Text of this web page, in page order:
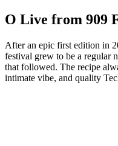
O Live from 909
After an epic first edition in
festival grew to be a regular
that followed. The recipe
intimate vibe, and quality